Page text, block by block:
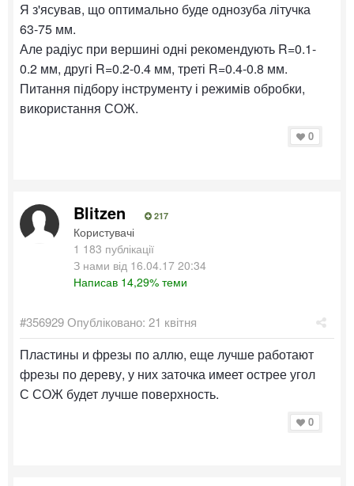
Я з'ясував, що оптимально буде однозуба літучка
63-75 мм.
Але радіус при вершині одні рекомендують R=0.1-
0.2 мм, другі R=0.2-0.4 мм, треті R=0.4-0.8 мм.
Питання підбору інструменту і режимів обробки,
використання СОЖ.
0
Blitzen 217
Користувачі
1 183 публікації
З нами від 16.04.17 20:34
Написав 14,29% теми
#356929Опубліковано: 21 квітня
Пластины и фрезы по аллю, еще лучше работают
фрезы по дереву, у них заточка имеет острее угол
С СОЖ будет лучше поверхность.
0